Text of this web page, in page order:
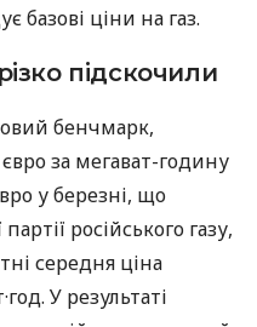
базові ціни на газ.
підскочили
бенчмарк,
за мегават-годину
у березні, що
російського газу,
середня ціна
У результаті